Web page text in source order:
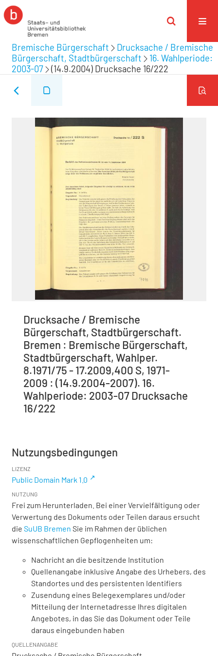
Bremische Bürgerschaft
Drucksache / Bremische
Bürgerschaft, Stadtbürgerschaft
16. Wahlperiode:
2003-07
(14.9.2004) Drucksache 16/222
Drucksache / Bremische
Bürgerschaft, Stadtbürgerschaft.
Bremen : Bremische Bürgerschaft,
Stadtbürgerschaft, Wahlper.
8.1971/75 - 17.2009,400 S, 1971-
2009 : (14.9.2004-2007). 16.
Wahlperiode: 2003-07 Drucksache
16/222
Nutzungsbedingungen
LIZENZ
Public Domain Mark 1.0
NUTZUNG
Frei zum Herunterladen. Bei einer Vervielfältigung oder
Verwertung des Dokuments oder Teilen daraus ersucht
die SuUB Bremen Sie im Rahmen der üblichen
wissenschaftlichen Gepflogenheiten um:
Nachricht an die besitzende Institution
Quellenangabe inklusive Angabe des Urhebers, des
Standortes und des persistenten Identifiers
Zusendung eines Belegexemplares und/oder
Mitteilung der Internetadresse Ihres digitalen
Angebotes, in das Sie das Dokument oder Teile
daraus eingebunden haben
QUELLENANGABE